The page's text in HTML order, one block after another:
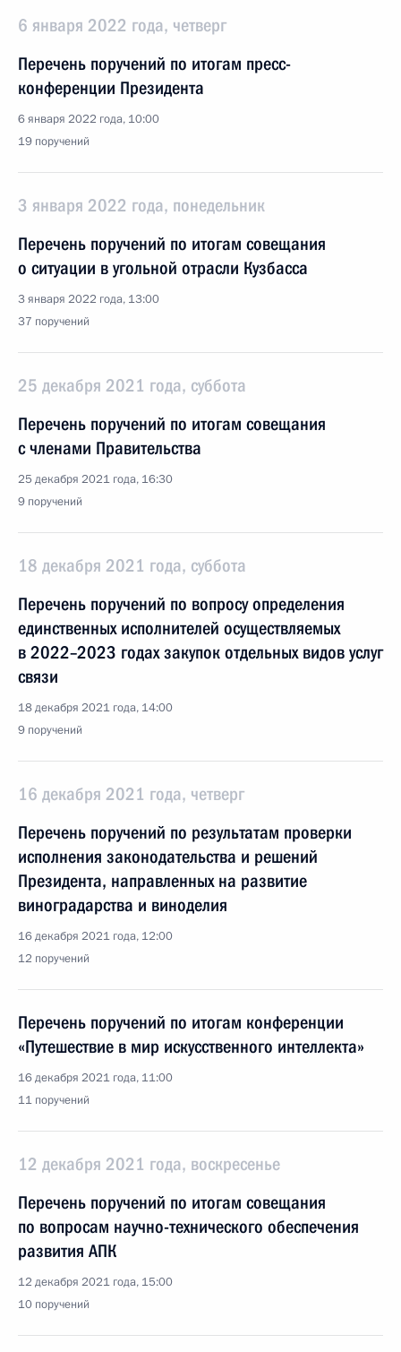
6 января 2022 года, четверг
Перечень поручений по итогам пресс-
конференции Президента
6 января 2022 года, 10:00
19 поручений
3 января 2022 года, понедельник
Перечень поручений по итогам совещания
о ситуации в угольной отрасли Кузбасса
3 января 2022 года, 13:00
37 поручений
25 декабря 2021 года, суббота
Перечень поручений по итогам совещания
с членами Правительства
25 декабря 2021 года, 16:30
9 поручений
18 декабря 2021 года, суббота
Перечень поручений по вопросу определения
единственных исполнителей осуществляемых
в 2022–2023 годах закупок отдельных видов услуг
связи
18 декабря 2021 года, 14:00
9 поручений
16 декабря 2021 года, четверг
Перечень поручений по результатам проверки
исполнения законодательства и решений
Президента, направленных на развитие
виноградарства и виноделия
16 декабря 2021 года, 12:00
12 поручений
Перечень поручений по итогам конференции
«Путешествие в мир искусственного интеллекта»
16 декабря 2021 года, 11:00
11 поручений
12 декабря 2021 года, воскресенье
Перечень поручений по итогам совещания
по вопросам научно-технического обеспечения
развития АПК
12 декабря 2021 года, 15:00
10 поручений